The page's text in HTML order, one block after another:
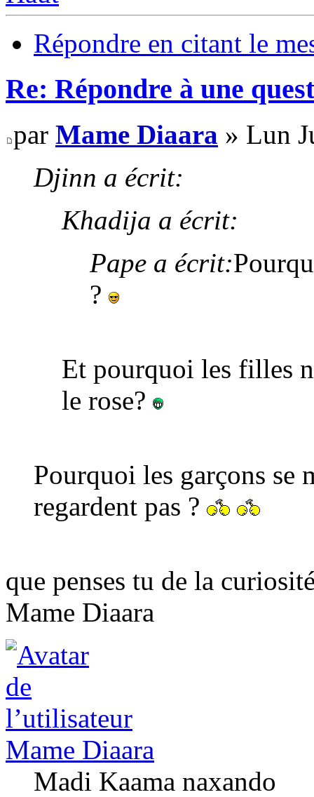
Répondre en citant le
Re: Répondre à une
par Mame Diaara » Lun
Djinn a écrit:
Khadija a écrit:
Pape a écrit:
?
Et pourquoi les filles
le rose?
Pourquoi les garçons se
regardent pas ?
que penses tu de la
Mame Diaara
Mame Diaara
Madi Kaama naxando